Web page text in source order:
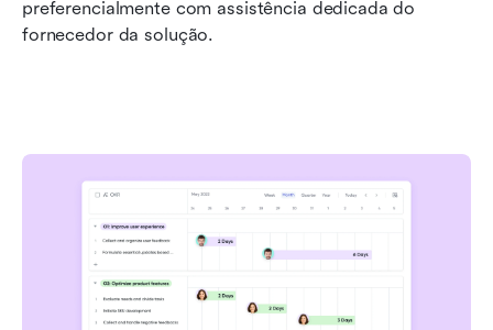
preferencialmente com assistência dedicada do
fornecedor da solução.